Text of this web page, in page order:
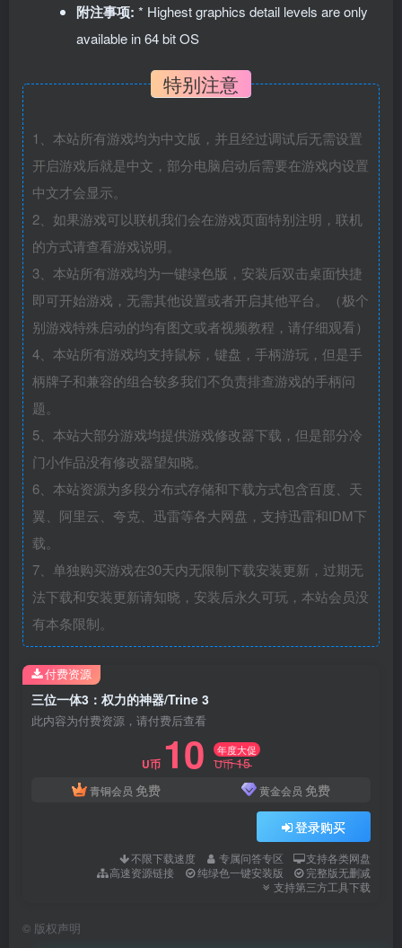
附注事项: * Highest graphics detail levels are only
available in 64 bit OS
特别注意
1、本站所有游戏均为中文版，并且经过调试后无需设置
开启游戏后就是中文，部分电脑启动后需要在游戏内设置
中文才会显示。
2、如果游戏可以联机我们会在游戏页面特别注明，联机
的方式请查看游戏说明。
3、本站所有游戏均为一键绿色版，安装后双击桌面快捷
即可开始游戏，无需其他设置或者开启其他平台。（极个
别游戏特殊启动的均有图文或者视频教程，请仔细观看）
4、本站所有游戏均支持鼠标，键盘，手柄游玩，但是手
柄牌子和兼容的组合较多我们不负责排查游戏的手柄问
题。
5、本站大部分游戏均提供游戏修改器下载，但是部分冷
门小作品没有修改器望知晓。
6、本站资源为多段分布式存储和下载方式包含百度、天
翼、阿里云、夸克、迅雷等各大网盘，支持迅雷和IDM下
载。
7、单独购买游戏在30天内无限制下载安装更新，过期无
法下载和安装更新请知晓，安装后永久可玩，本站会员没
有本条限制。
三位一体3：权力的神器/Trine 3
此内容为付费资源，请付费后查看
U币 10 年度大促
U币15
青铜会员 免费 黄金会员 免费
登录购买
不限下载速度 专属问答专区
支持各类网盘
高速资源链接
纯绿色一键安装版
完整版无删减
支持第三方工具下载
付费资源
© 版权声明